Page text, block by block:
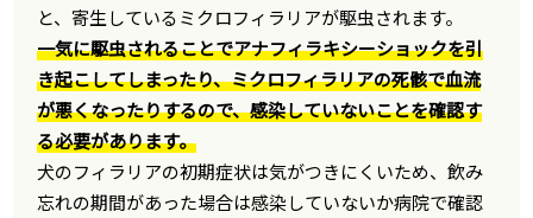
と、寄生しているミクロフィラリアが駆虫されます。
一気に駆虫されることでアナフィラキシーショックを引
き起こしてしまったり、ミクロフィラリアの死骸で血流
が悪くなったりするので、感染していないことを確認す
る必要があります。
犬のフィラリアの初期症状は気がつきにくいため、飲み
忘れの期間があった場合は感染していないか病院で確認